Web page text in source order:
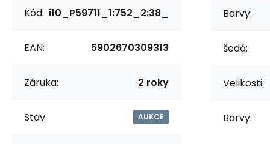
Kód: i10_P59711_1:752_2:38_
EAN: 5902670309313
Záruka: 2 roky
Stav: AUKCE
Barvy:
šedá:
Velikosti:
Barvy: